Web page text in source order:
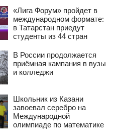
«Лига Форум» пройдет в
международном формате:
в Татарстан приедут
студенты из 44 стран
В России продолжается
приёмная кампания в вузы
и колледжи
Школьник из Казани
завоевал серебро на
Международной
олимпиаде по математике